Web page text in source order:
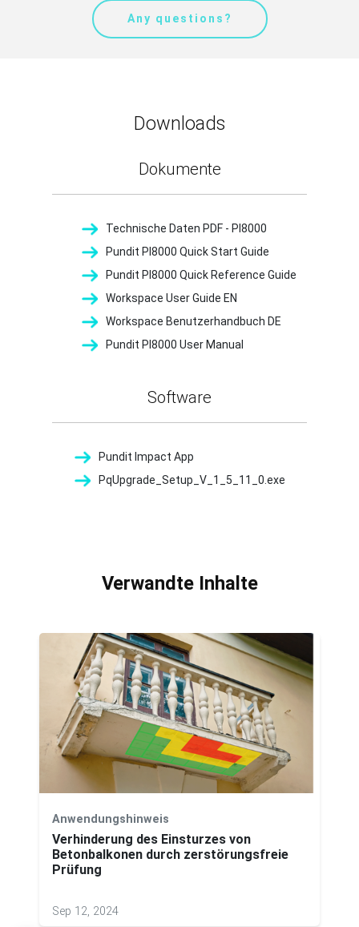
Any questions?
Downloads
Dokumente
Technische Daten PDF - PI8000
Pundit PI8000 Quick Start Guide
Pundit PI8000 Quick Reference Guide
Workspace User Guide EN
Workspace Benutzerhandbuch DE
Pundit PI8000 User Manual
Software
Pundit Impact App
PqUpgrade_Setup_V_1_5_11_0.exe
Verwandte Inhalte
Anwendungshinweis
Verhinderung des Einsturzes von
Betonbalkonen durch zerstörungsfreie
Prüfung
Sep 12, 2024